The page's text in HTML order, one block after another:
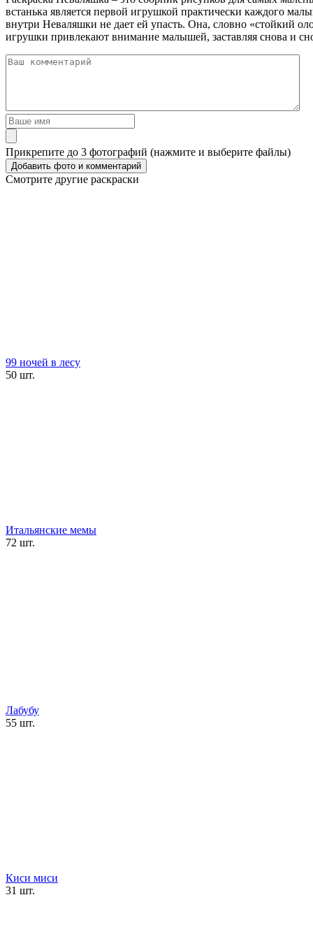
встанька является первой игрушкой практически каждого
внутри Неваляшки не дает ей упасть. Она, словно «стойкий
игрушки привлекают внимание малышей, заставляя снова и
Прикрепите до 3 фотографий (нажмите и выберите файлы)
Смотрите другие раскраски
99 ночей в лесу
50 шт.
Итальянские мемы
72 шт.
Лабубу
55 шт.
Киси миси
31 шт.